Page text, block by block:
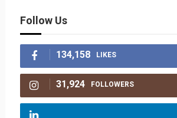
Follow Us
134,158 LIKES
31,924 FOLLOWERS